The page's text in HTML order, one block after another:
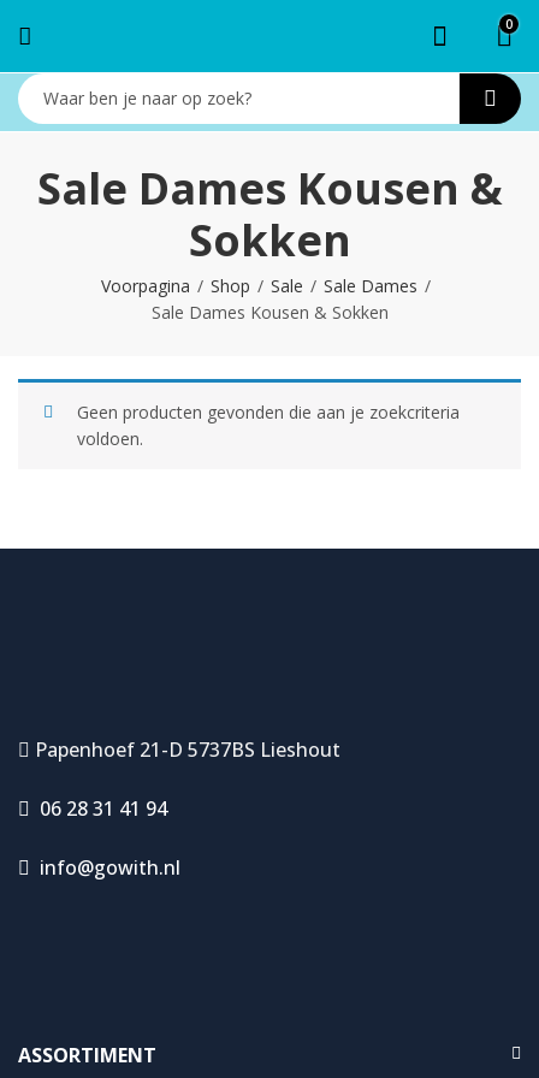
0
Sale Dames Kousen &
Sokken
Voorpagina Shop Sale
Sale Dames
Sale Dames Kousen & Sokken
Geen producten gevonden die aan je zoekcriteria
voldoen.
Papenhoef 21-D 5737BS Lieshout
06 28 31 41 94
info@gowith.nl
ASSORTIMENT